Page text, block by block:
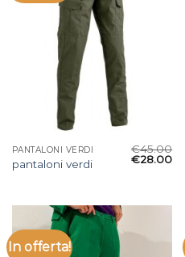
PANTALONI VERDI
pantaloni verdi
€45.00
€28.00
In offerta!